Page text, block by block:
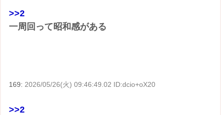
>>2
一周回って昭和感がある
169: 2026/05/26(火) 09:46:49.02 ID:dcio+oX20
>>2